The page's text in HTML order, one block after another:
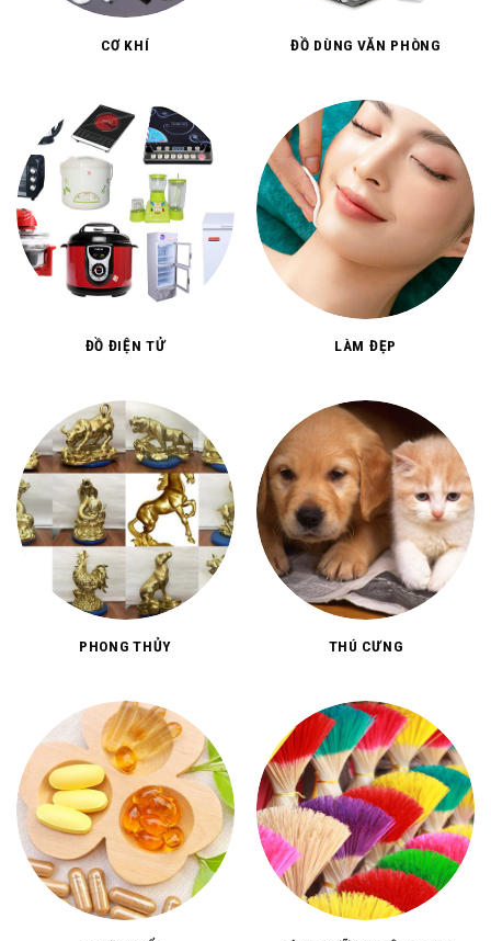
CƠ KHÍ ĐỒ DÙNG VĂN PHÒNG
ĐỒ ĐIỆN TỬ LÀM ĐẸP
PHONG THỦY THÚ CƯNG